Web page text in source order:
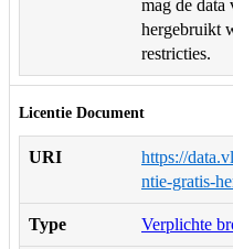
mag de data
hergebruikt
restricties.
Licentie Document
URI
https://
ntie-gratis-
Type Verplichte